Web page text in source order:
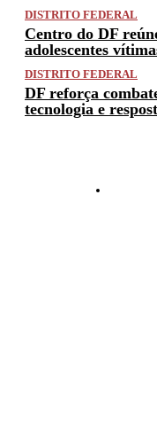
DISTRITO FEDERAL
Centro do DF
adolescentes
DISTRITO FEDERAL
DF reforça
tecnologia e